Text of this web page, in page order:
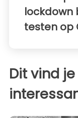
lockdown
testen op
Dit vind